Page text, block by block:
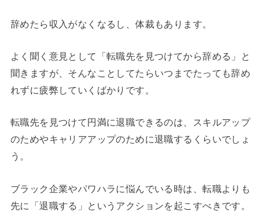
辞めたら収入がなくなるし、体裁もあります。
よく聞く意見として「転職先を見つけてから辞める」と
聞きますが、そんなことしてたらいつまでたっても辞め
れずに疲弊していくばかりです。
転職先を見つけて円満に退職できるのは、スキルアップ
のためやキャリアアップのために退職するくらいでしょ
う。
ブラック企業やパワハラに悩んでいる時は、転職よりも
先に「退職する」というアクションを起こすべきです。